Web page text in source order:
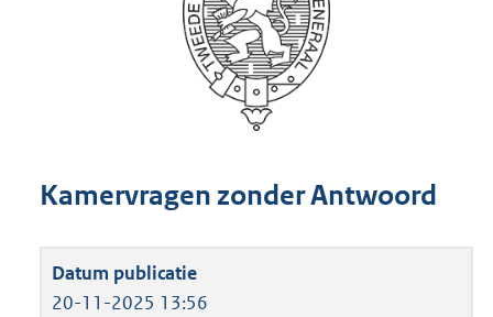
Kamervragen zonder Antwoord
20-11-2025 13:56